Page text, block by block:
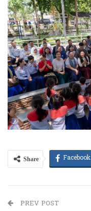
Share Facebook
PREV POST